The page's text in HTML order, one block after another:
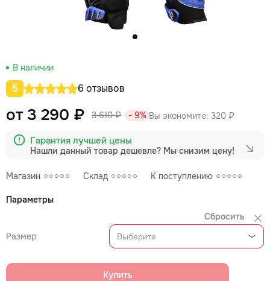
5 6 отзывов
Магазин Склад К поступлению
В наличии
3 610 ₽ - 9%
от 3 290 ₽
Гарантия лучшей цены
Нашли данный товар дешевле? Мы снизим цену!
Вы экономите: 320 ₽
Параметры
Сбросить
Размер
Выберите
Купить